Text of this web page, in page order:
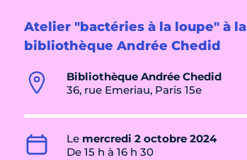
Atelier "bactéries à la loupe" à la
bibliothèque Andrée Chedid
Bibliothèque Andrée Chedid
36, rue Emeriau, Paris 15e
Le mercredi 2 octobre 2024
De 15 h à 16 h 30